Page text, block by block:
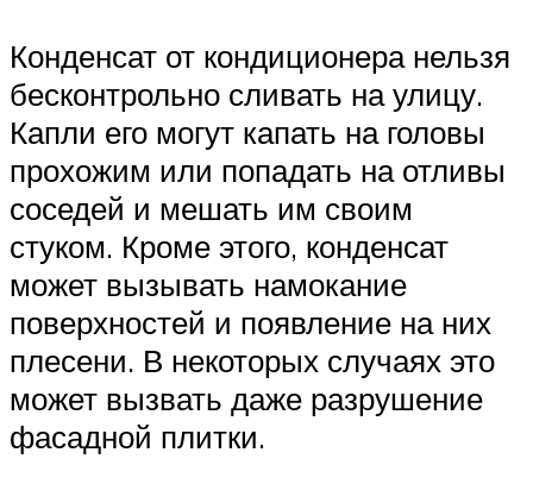
Конденсат от кондиционера нельзя
бесконтрольно сливать на улицу.
Капли его могут капать на головы
прохожим или попадать на отливы
соседей и мешать им своим
стуком. Кроме этого, конденсат
может вызывать намокание
поверхностей и появление на них
плесени. В некоторых случаях это
может вызвать даже разрушение
фасадной плитки.